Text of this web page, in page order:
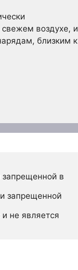
воздухе, и
близким к
запрещенной в
запрещенной
не является